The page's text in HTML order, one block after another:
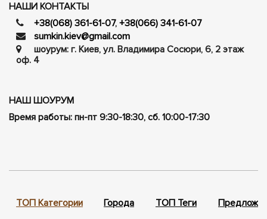
НАШИ КОНТАКТЫ
+38(068) 361-61-07, +38(066) 341-61-07
sumkin.kiev@gmail.com
шоурум: г. Киев, ул. Владимира Сосюри, ​​6, 2 этаж
оф. 4
НАШ ШОУРУМ
Время работы: пн-пт 9:30-18:30, сб. 10:00-17:30
ТОП Категории Города ТОП Теги